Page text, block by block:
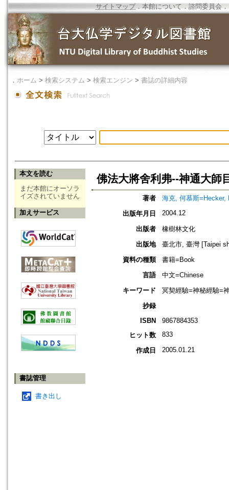
サイトマップ．本館について ． 諮問委員会 ．
． ホーム > 検索システム > 検索エンジン > 書誌の詳細内容
本文を読む
まだ本館にオーソラ
イズされていません
加えサービス
書誌管理
書き出し
佛法大將舍利弗--神通大師
著者
海克, 何慕斯=Hecker,
出版年月日
2004.12
出版者
橡樹林文化
出版地
臺北市, 臺灣 [Taipei
資料の種類
書籍=Book
言語
中文=Chinese
キーワード
冥契經驗=神秘經驗=
抄録
ISBN
9867884353
ヒット数
833
作成日 2005.01.21